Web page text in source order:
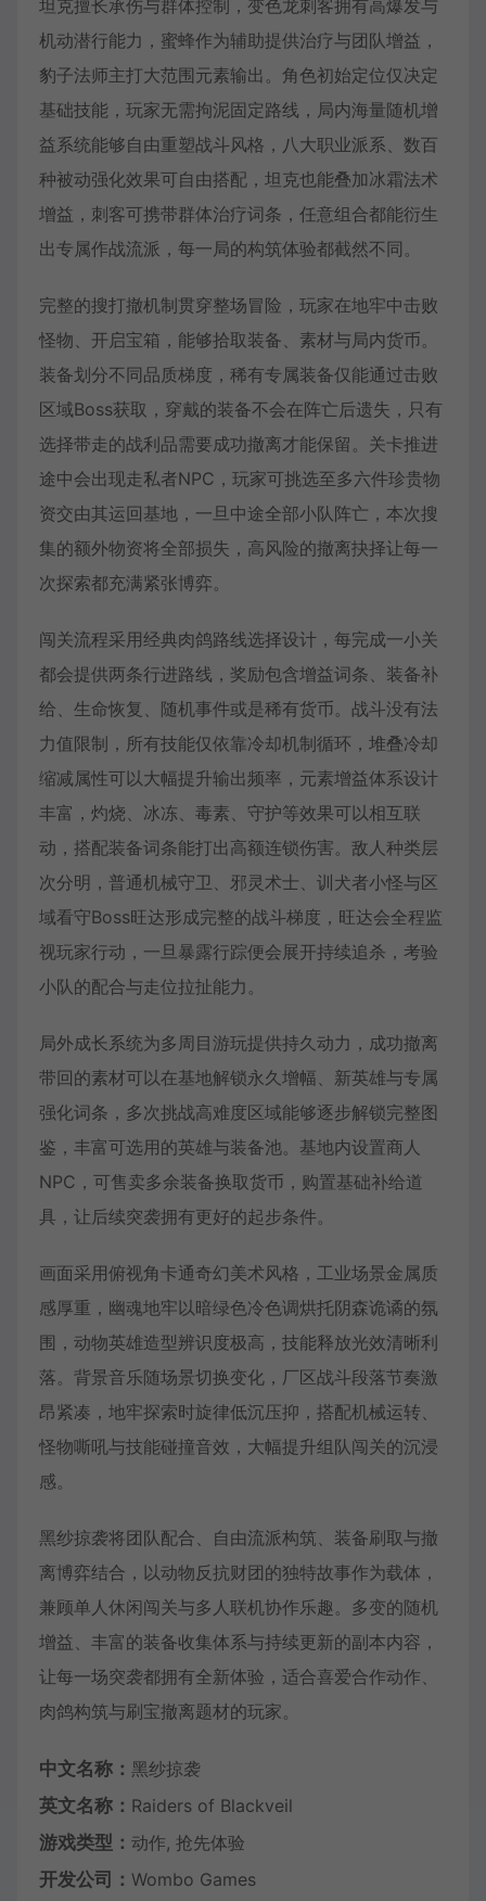
坦克擅长承伤与群体控制，变色龙刺客拥有高爆发与
机动潜行能力，蜜蜂作为辅助提供治疗与团队增益，
豹子法师主打大范围元素输出。角色初始定位仅决定
基础技能，玩家无需拘泥固定路线，局内海量随机增
益系统能够自由重塑战斗风格，八大职业派系、数百
种被动强化效果可自由搭配，坦克也能叠加冰霜法术
增益，刺客可携带群体治疗词条，任意组合都能衍生
出专属作战流派，每一局的构筑体验都截然不同。
完整的搜打撤机制贯穿整场冒险，玩家在地牢中击败
怪物、开启宝箱，能够拾取装备、素材与局内货币。
装备划分不同品质梯度，稀有专属装备仅能通过击败
区域Boss获取，穿戴的装备不会在阵亡后遗失，只有
选择带走的战利品需要成功撤离才能保留。关卡推进
途中会出现走私者NPC，玩家可挑选至多六件珍贵物
资交由其运回基地，一旦中途全部小队阵亡，本次搜
集的额外物资将全部损失，高风险的撤离抉择让每一
次探索都充满紧张博弈。
闯关流程采用经典肉鸽路线选择设计，每完成一小关
都会提供两条行进路线，奖励包含增益词条、装备补
给、生命恢复、随机事件或是稀有货币。战斗没有法
力值限制，所有技能仅依靠冷却机制循环，堆叠冷却
缩减属性可以大幅提升输出频率，元素增益体系设计
丰富，灼烧、冰冻、毒素、守护等效果可以相互联
动，搭配装备词条能打出高额连锁伤害。敌人种类层
次分明，普通机械守卫、邪灵术士、训犬者小怪与区
域看守Boss旺达形成完整的战斗梯度，旺达会全程监
视玩家行动，一旦暴露行踪便会展开持续追杀，考验
小队的配合与走位拉扯能力。
局外成长系统为多周目游玩提供持久动力，成功撤离
带回的素材可以在基地解锁永久增幅、新英雄与专属
强化词条，多次挑战高难度区域能够逐步解锁完整图
鉴，丰富可选用的英雄与装备池。基地内设置商人
NPC，可售卖多余装备换取货币，购置基础补给道
具，让后续突袭拥有更好的起步条件。
画面采用俯视角卡通奇幻美术风格，工业场景金属质
感厚重，幽魂地牢以暗绿色冷色调烘托阴森诡谲的氛
围，动物英雄造型辨识度极高，技能释放光效清晰利
落。背景音乐随场景切换变化，厂区战斗段落节奏激
昂紧凑，地牢探索时旋律低沉压抑，搭配机械运转、
怪物嘶吼与技能碰撞音效，大幅提升组队闯关的沉浸
感。
黑纱掠袭将团队配合、自由流派构筑、装备刷取与撤
离博弈结合，以动物反抗财团的独特故事作为载体，
兼顾单人休闲闯关与多人联机协作乐趣。多变的随机
增益、丰富的装备收集体系与持续更新的副本内容，
让每一场突袭都拥有全新体验，适合喜爱合作动作、
肉鸽构筑与刷宝撤离题材的玩家。
中文名称： 黑纱掠袭
英文名称： Raiders of Blackveil
游戏类型： 动作, 抢先体验
开发公司： Wombo Games